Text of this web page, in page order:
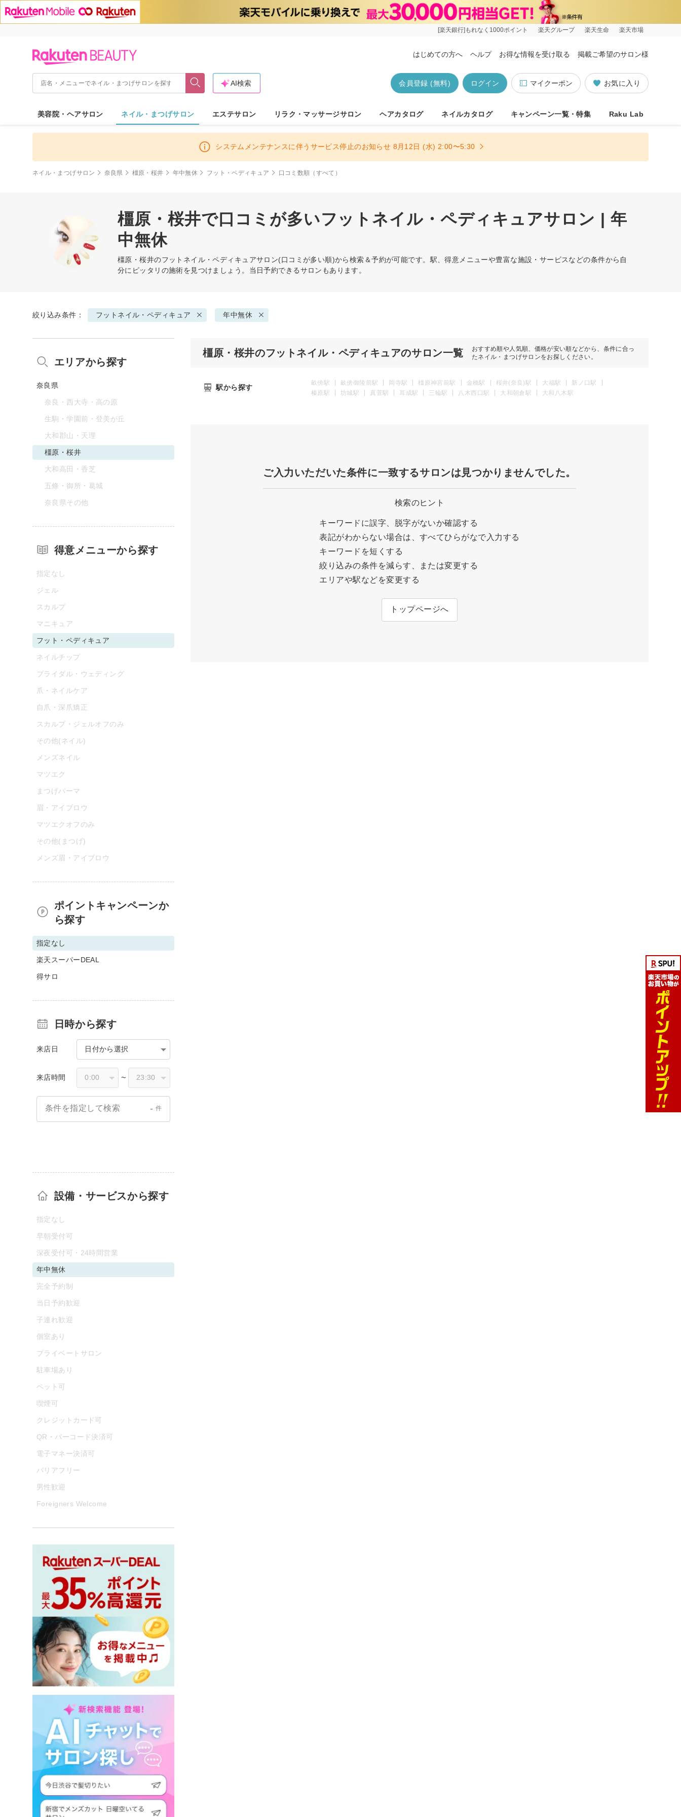
[楽天銀行]もれなく1000ポイント 楽天グループ 楽天生命 楽天市場
はじめての方へ ヘルプ お得な情報を受け取る 掲載ご希望のサロン様
お気に入り
マイクーポン
ログイン
会員登録 (無料)
AI検索
美容院・ヘアサロン ネイル・まつげサロン エステサロン リラク・マッサージサロン ヘアカタログ ネイルカタログ キャンペーン一覧・特集 Raku Lab
システムメンテナンスに伴うサービス停止のお知らせ 8月12日 (水) 2:00〜5:30
ネイル・まつげサロン 奈良県 橿原・桜井 年中無休 フット・ペディキュア 口コミ数順（すべて）
橿原・桜井で口コミが多いフットネイル・ペディキュアサロン | 年
中無休
橿原・桜井のフットネイル・ペディキュアサロン(口コミが多い順)から検索＆予約が可能です。駅、得意メニューや豊富な施設・サービスなどの条件から自
分にピッタリの施術を見つけましょう。当日予約できるサロンもあります。
絞り込み条件： フットネイル・ペディキュア 年中無休
橿原・桜井のフットネイル・ペディキュアのサロン一覧
おすすめ順や人気順、価格が安い順などから、条件に合っ
たネイル・まつげサロンをお探しください。
駅から探す
畝傍駅 畝傍御陵前駅 岡寺駅 橿原神宮前駅 金橋駅 桜井(奈良)駅 大福駅
新ノ口駅
榛原駅
坊城駅 真菅駅 耳成駅 三輪駅 八木西口駅 大和朝倉駅 大和八木駅
ご入力いただいた条件に一致するサロンは見つかりませんでした。
検索のヒント
キーワードに誤字、脱字がないか確認する
表記がわからない場合は、すべてひらがなで入力する
キーワードを短くする
絞り込みの条件を減らす、または変更する
エリアや駅などを変更する
トップページへ
エリアから探す
奈良県
奈良・西大寺・高の原
生駒・学園前・登美が丘
大和郡山・天理
橿原・桜井
大和高田・香芝
五條・御所・葛城
奈良県その他
得意メニューから探す
指定なし
ジェル
スカルプ
マニキュア
フット・ペディキュア
ネイルチップ
ブライダル・ウェディング
爪・ネイルケア
自爪・深爪矯正
スカルプ・ジェルオフのみ
その他(ネイル)
メンズネイル
マツエク
まつげパーマ
眉・アイブロウ
マツエクオフのみ
その他(まつげ)
メンズ眉・アイブロウ
ポイントキャンペーンか
ら探す
指定なし
楽天スーパーDEAL
得サロ
日時から探す
来店日 日付から選択
来店時間 〜
条件を指定して検索 - 件
設備・サービスから探す
指定なし
早朝受付可
深夜受付可・24時間営業
年中無休
完全予約制
当日予約歓迎
子連れ歓迎
個室あり
プライベートサロン
駐車場あり
ペット可
喫煙可
クレジットカード可
QR・バーコード決済可
電子マネー決済可
バリアフリー
男性歓迎
Foreigners Welcome